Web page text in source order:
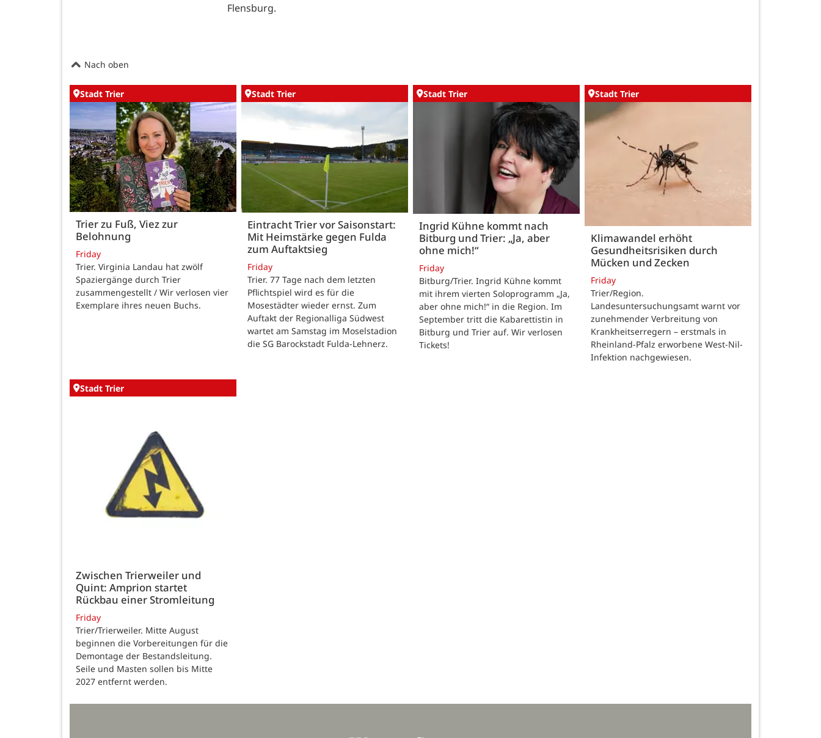
Flensburg.
Nach oben
Stadt Trier
Trier zu Fuß, Viez zur
Belohnung
Friday
Trier. Virginia Landau hat zwölf
Spaziergänge durch Trier
zusammengestellt / Wir verlosen vier
Exemplare ihres neuen Buchs.
Stadt Trier
Eintracht Trier vor Saisonstart:
Mit Heimstärke gegen Fulda
zum Auftaktsieg
Friday
Trier. 77 Tage nach dem letzten
Pflichtspiel wird es für die
Mosestädter wieder ernst. Zum
Auftakt der Regionalliga Südwest
wartet am Samstag im Moselstadion
die SG Barockstadt Fulda-Lehnerz.
Stadt Trier
Ingrid Kühne kommt nach
Bitburg und Trier: „Ja, aber
ohne mich!“
Friday
Bitburg/Trier. Ingrid Kühne kommt
mit ihrem vierten Soloprogramm „Ja,
aber ohne mich!“ in die Region. Im
September tritt die Kabarettistin in
Bitburg und Trier auf. Wir verlosen
Tickets!
Stadt Trier
Klimawandel erhöht
Gesundheitsrisiken durch
Mücken und Zecken
Friday
Trier/Region.
Landesuntersuchungsamt warnt vor
zunehmender Verbreitung von
Krankheitserregern – erstmals in
Rheinland-Pfalz erworbene West-Nil-
Infektion nachgewiesen.
Stadt Trier
Zwischen Trierweiler und
Quint: Amprion startet
Rückbau einer Stromleitung
Friday
Trier/Trierweiler. Mitte August
beginnen die Vorbereitungen für die
Demontage der Bestandsleitung.
Seile und Masten sollen bis Mitte
2027 entfernt werden.